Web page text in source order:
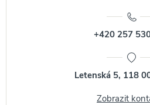
+420 257
Letenská 5, 118
Zobrazit